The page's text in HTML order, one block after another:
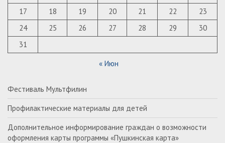
17
18 19 20 21 22
23
24
25 26 27 28 29
30
31
« Июн
Фестиваль Мультфилин
Профилактические материалы для детей
Дополнительное информирование граждан о возможности
оформления карты программы «Пушкинская карта»